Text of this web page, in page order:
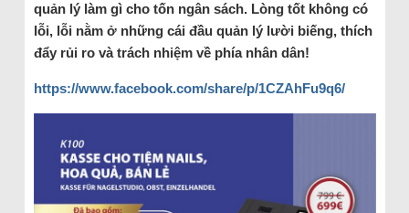
quản lý làm gì cho tốn ngân sách. Lòng tốt không có
lỗi, lỗi nằm ở những cái đầu quản lý lười biếng, thích
đẩy rủi ro và trách nhiệm về phía nhân dân!
https://www.facebook.com/share/p/1CZAhFu9q6/